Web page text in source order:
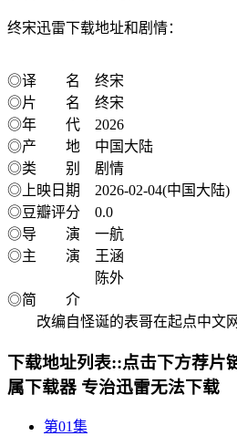
终宋迅雷下载地址和剧情：
◎译 名 终宋
◎片 名 终宋
◎年 代 2026
◎产 地 中国大陆
◎类 别 剧情
◎上映日期 2026-02-04(中国大陆)
◎豆瓣评分 0.0
◎导 演 一航
◎主 演 王涵
陈外
◎简 介
改编自怪诞的表哥在起点中文网
下载地址列表::点击下方荐片
属下载器 专治迅雷无法下载
第01集